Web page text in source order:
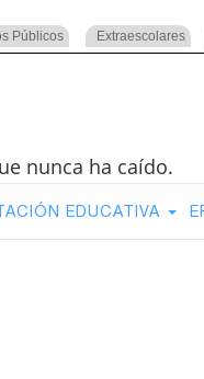
Públicos Extraescolares
nunca ha caído.
EDUCATIVA